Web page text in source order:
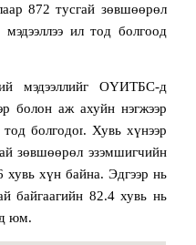
872 тусгай зөвшөөрөл
ил тод болгоод
мэдээллийг ОҮИТБС-д
болон аж ахуйн нэгжээр
тод болгодог. Хувь хүнээр
зөвшөөрөл эзэмшигчийн
хувь хүн байна. Эдгээр нь
байгаагийн 82.4 хувь нь
юм.